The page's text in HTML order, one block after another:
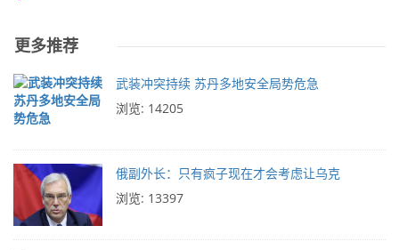
更多推荐
武装冲突持续 苏丹多地安全局势危急
浏览: 14205
俄副外长：只有疯子现在才会考虑让乌克
浏览: 13397